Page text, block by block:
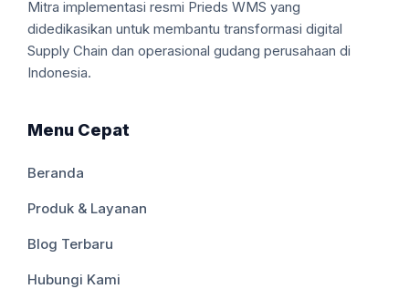
Mitra implementasi resmi Prieds WMS yang
didedikasikan untuk membantu transformasi digital
Supply Chain dan operasional gudang perusahaan di
Indonesia.
Menu Cepat
Beranda
Produk & Layanan
Blog Terbaru
Hubungi Kami